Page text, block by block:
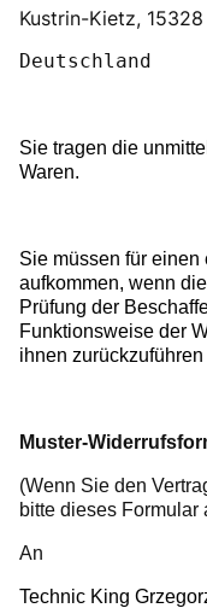
Kustrin-Kietz, 15328
Deutschland
Sie tragen die
Waren.
Sie müssen für einen
aufkommen, wenn
Prüfung der
Funktionsweise der
ihnen zurückzuführen
Muster-
(Wenn Sie den
bitte dieses Formular
An
Technic King